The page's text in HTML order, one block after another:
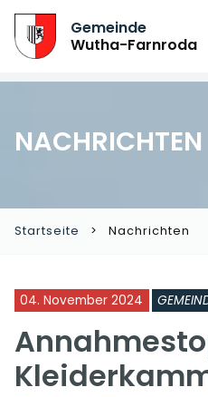
Gemeinde
Wutha-Farnroda
NACHRICHTEN
Startseite Nachrichten
04. November 2024